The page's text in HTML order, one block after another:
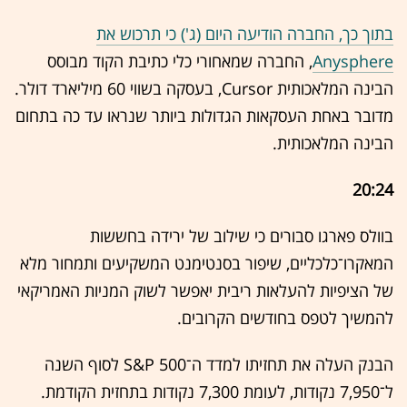
בתוך כך, החברה הודיעה היום (ג') כי תרכוש את
Anysphere, החברה שמאחורי כלי כתיבת הקוד מבוסס
הבינה המלאכותית Cursor, בעסקה בשווי 60 מיליארד דולר.
מדובר באחת העסקאות הגדולות ביותר שנראו עד כה בתחום
הבינה המלאכותית.
20:24
בוולס פארגו סבורים כי שילוב של ירידה בחששות
המאקרו־כלכליים, שיפור בסנטימנט המשקיעים ותמחור מלא
של הציפיות להעלאות ריבית יאפשר לשוק המניות האמריקאי
להמשיך לטפס בחודשים הקרובים.
הבנק העלה את תחזיתו למדד ה־S&P 500 לסוף השנה
ל־7,950 נקודות, לעומת 7,300 נקודות בתחזית הקודמת.